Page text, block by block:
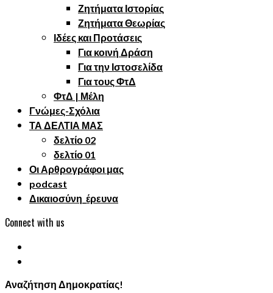
Ζητήματα Ιστορίας
Ζητήματα Θεωρίας
Ιδέες και Προτάσεις
Για κοινή Δράση
Για την Ιστοσελίδα
Για τους ΦτΔ
ΦτΔ | Μέλη
Γνώμες-Σχόλια
ΤΑ ΔΕΛΤΙΑ ΜΑΣ
δελτίο 02
δελτίο 01
Οι Αρθρογράφοι μας
podcast
Δικαιοσύνη_έρευνα
Connect with us
Αναζήτηση Δημοκρατίας!